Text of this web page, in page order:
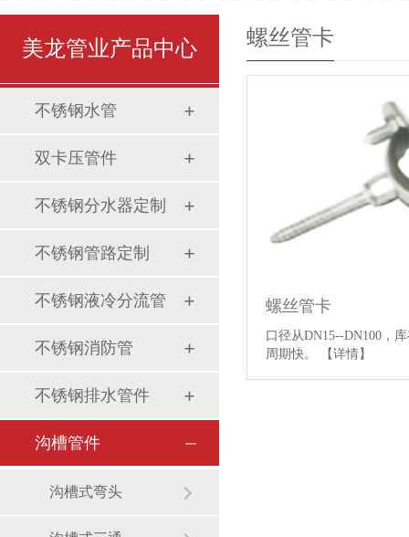
美龙管业产品中心
不锈钢水管
双卡压管件
不锈钢分水器定制
不锈钢管路定制
不锈钢液冷分流管
不锈钢消防管
不锈钢排水管件
沟槽管件
沟槽式弯头
螺丝管卡
螺丝管卡
口径从DN15--DN100，
周期快。
【详情】